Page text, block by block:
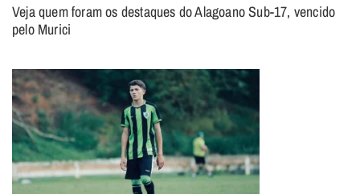
Veja quem foram os destaques do Alagoano Sub-17, vencido
pelo Murici